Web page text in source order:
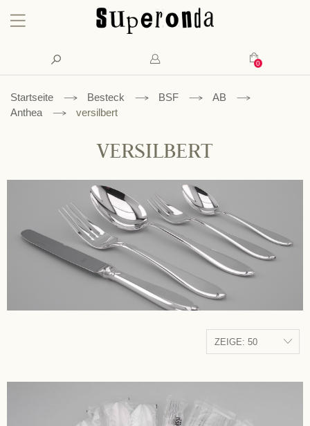
Konto
Mein
Suche
Startseite Besteck BSF
AB
Anthea
versilbert
VERSILBERT